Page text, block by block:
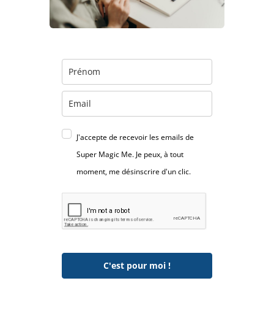
J'accepte de recevoir les emails de
Super Magic Me. Je peux, à tout
moment, me désinscrire d'un clic.
C'est pour moi !